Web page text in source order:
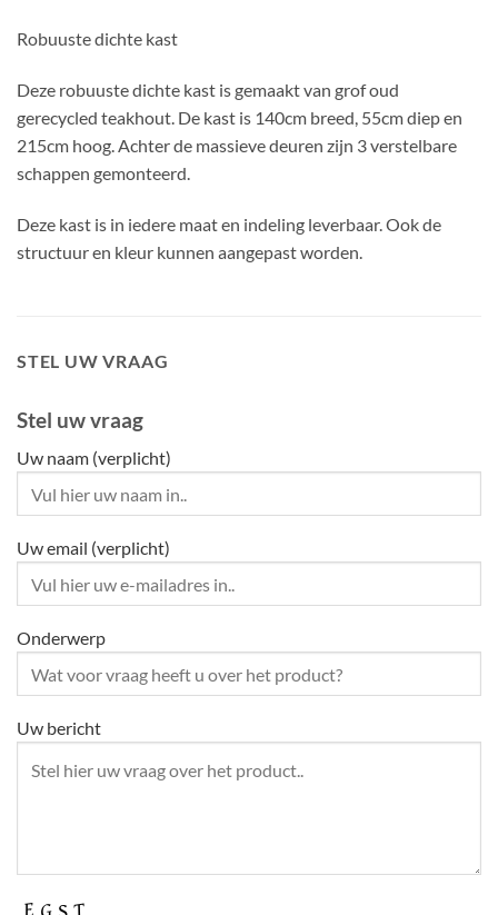
Robuuste dichte kast
Deze robuuste dichte kast is gemaakt van grof oud
gerecycled teakhout. De kast is 140cm breed, 55cm diep en
215cm hoog. Achter de massieve deuren zijn 3 verstelbare
schappen gemonteerd.
Deze kast is in iedere maat en indeling leverbaar. Ook de
structuur en kleur kunnen aangepast worden.
STEL UW VRAAG
Stel uw vraag
Uw naam (verplicht)
Uw email (verplicht)
Onderwerp
Uw bericht